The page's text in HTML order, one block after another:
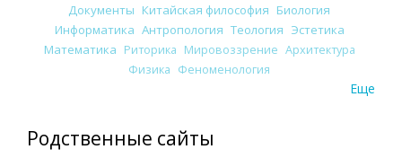
Документы Китайская философия Биология
Информатика Антропология Теология Эстетика
Математика Риторика Мировоззрение Архитектура
Физика Феноменология
Еще
Родственные сайты